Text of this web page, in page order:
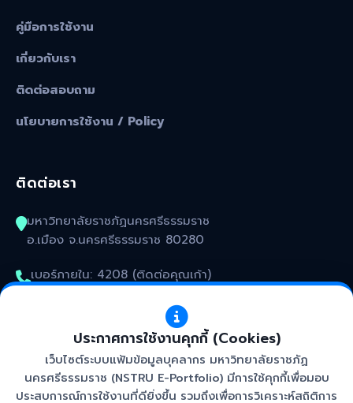
คู่มือการใช้งาน
เกี่ยวกับเรา
ติดต่อสอบถาม
นโยบายการใช้งาน / Policy
ติดต่อเรา
มหาวิทยาลัยราชภัฏนครศรีธรรมราช
อ.เมือง จ.นครศรีธรรมราช 80280
เบอร์ภายใน: 4208 (ติดต่อคุณเก้า)
kunakorn_won@nstru.ac.th
ประกาศการใช้งานคุกกี้ (Cookies)
เว็บไซต์ระบบแฟ้มข้อมูลบุคลากร มหาวิทยาลัยราชภัฏ
นครศรีธรรมราช (NSTRU E-Portfolio) มีการใช้คุกกี้เพื่อมอบ
ประสบการณ์การใช้งานที่ดียิ่งขึ้น รวมถึงเพื่อการวิเคราะห์สถิติการ